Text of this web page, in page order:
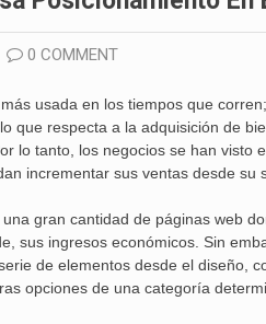
0 COMMENT
usada en los tiempos que
que respecta a la adquisición de
lo tanto, los negocios se han visto
incrementar sus ventas desde su
gran cantidad de páginas web
sus ingresos económicos. Sin
de elementos desde el diseño,
opciones de una categoría